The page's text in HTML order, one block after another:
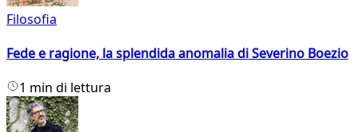
Filosofia
Fede e ragione, la splendida anomalia di Severino Boezio
1 min di lettura